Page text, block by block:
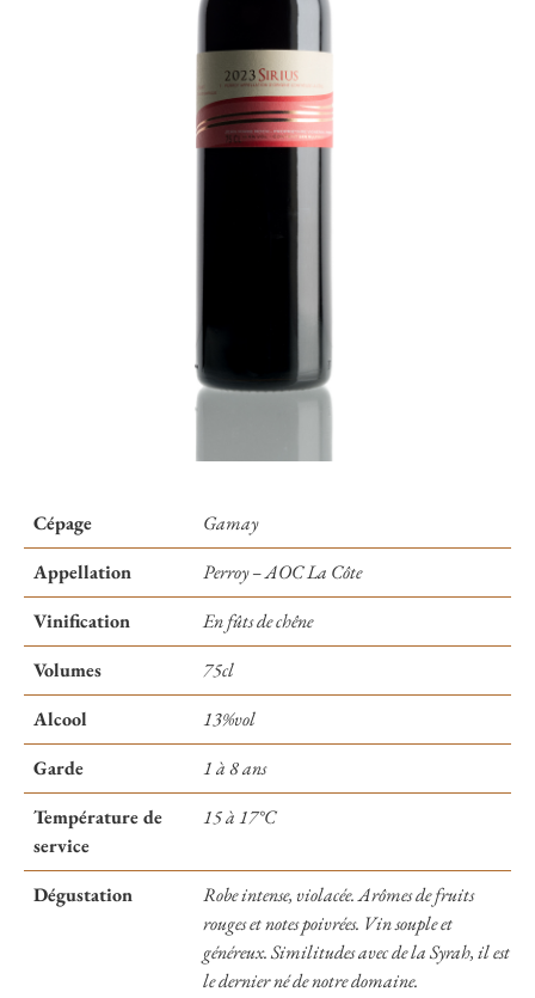
Cépage
Gamay
Appellation
Perroy – AOC La Côte
Vinification
En fûts de chêne
Volumes
75cl
Alcool
13%vol
Garde
1 à 8 ans
Température de
service
15 à 17°C
Dégustation
Robe intense, violacée. Arômes de fruits
rouges et notes poivrées. Vin souple et
généreux. Similitudes avec de la Syrah, il est
le dernier né de notre domaine.